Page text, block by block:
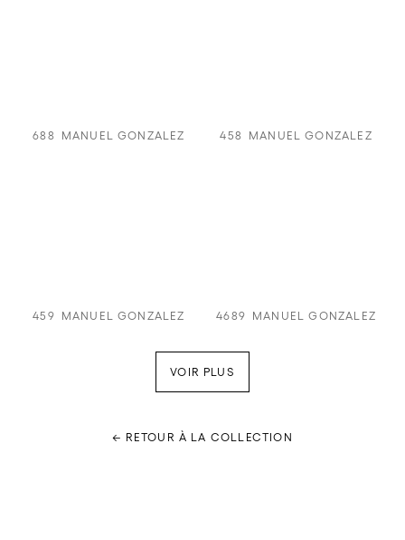
688 MANUEL GONZALEZ 458 MANUEL GONZALEZ
459 MANUEL GONZALEZ 4689 MANUEL GONZALEZ
VOIR PLUS
← RETOUR À LA COLLECTION